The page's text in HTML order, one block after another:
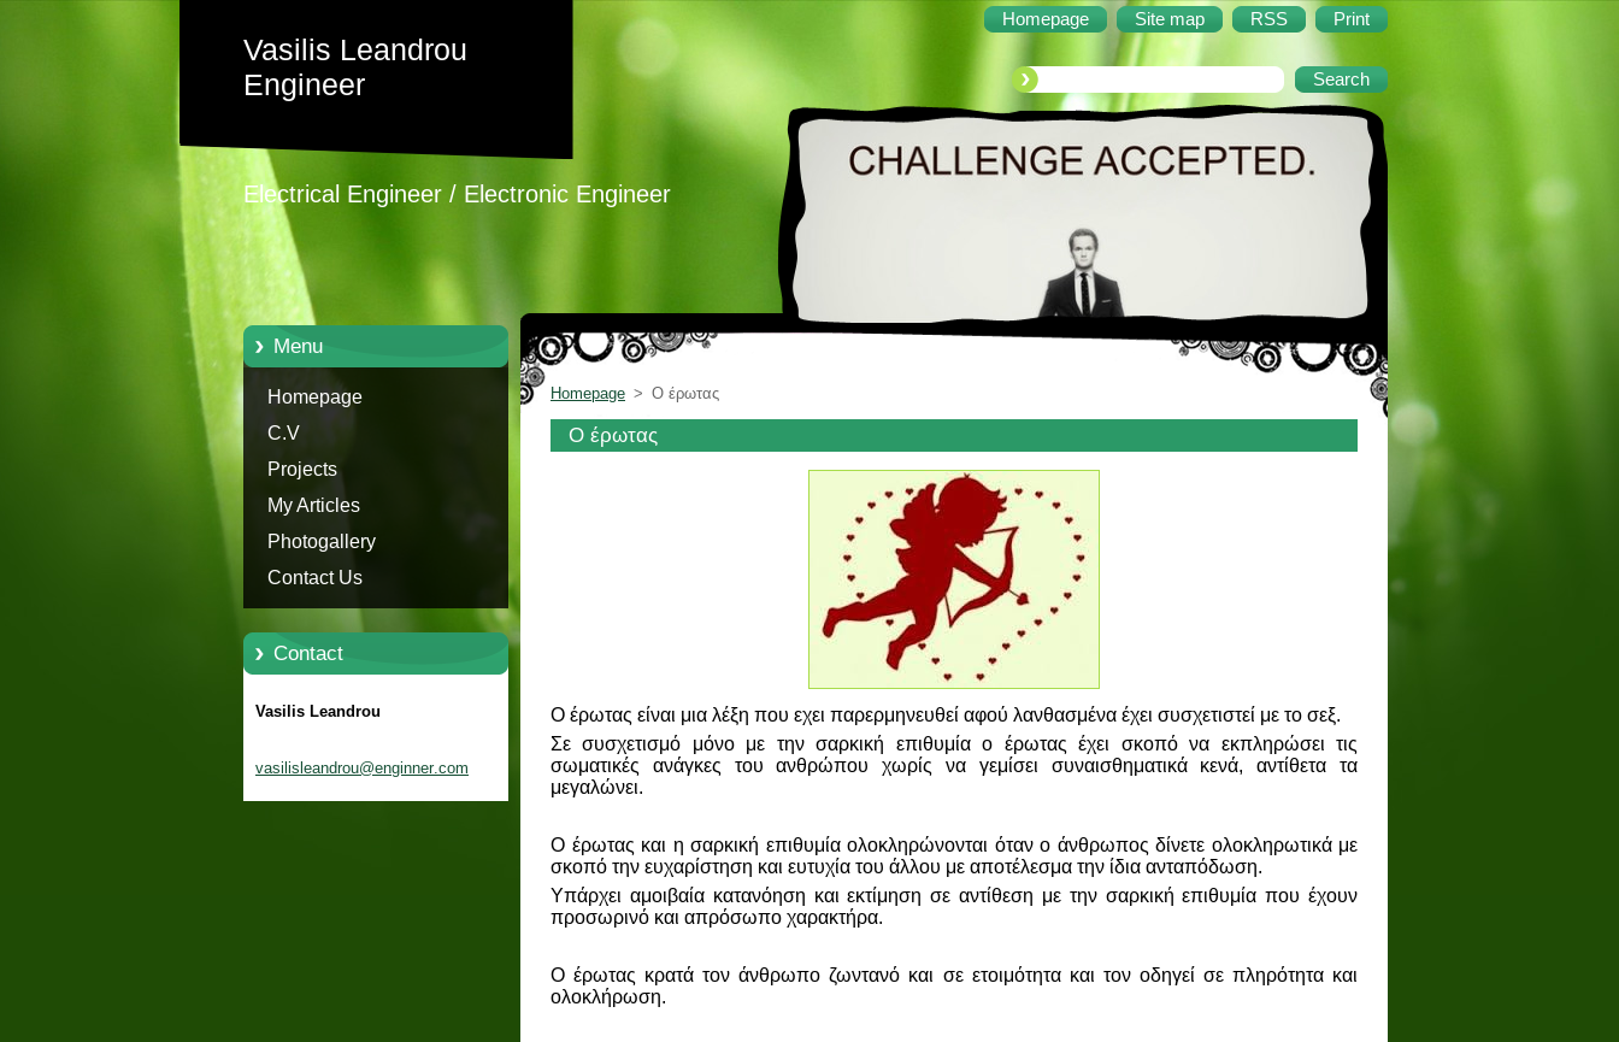
Homepage Site map RSS Print
Vasilis Leandrou
Engineer
Electrical Engineer / Electronic Engineer
Menu
Homepage
C.V
Projects
My Articles
Photogallery
Contact Us
Contact
Vasilis Leandrou
vasilisl eandrou@enginner.com
Homepage > Ο έρωτας
Ο έρωτας
Ο έρωτας είναι μια λέξη που εχει παρερμηνευθεί αφού λανθασμένα έχει συσχετιστεί με το σεξ.
Σε συσχετισμό μόνο με την σαρκική επιθυμία ο έρωτας έχει σκοπό να εκπληρώσει τις
σωματικές ανάγκες του ανθρώπου χωρίς να γεμίσει συναισθηματικά κενά, αντίθετα τα
μεγαλώνει.
Ο έρωτας και η σαρκική επιθυμία ολοκληρώνονται όταν ο άνθρωπος δίνετε ολοκληρωτικά με
σκοπό την ευχαρίστηση και ευτυχία του άλλου με αποτέλεσμα την ίδια ανταπόδωση.
Υπάρχει αμοιβαία κατανόηση και εκτίμηση σε αντίθεση με την σαρκική επιθυμία που έχουν
προσωρινό και απρόσωπο χαρακτήρα.
Ο έρωτας κρατά τον άνθρωπο ζωντανό και σε ετοιμότητα και τον οδηγεί σε πληρότητα και
ολοκλήρωση.